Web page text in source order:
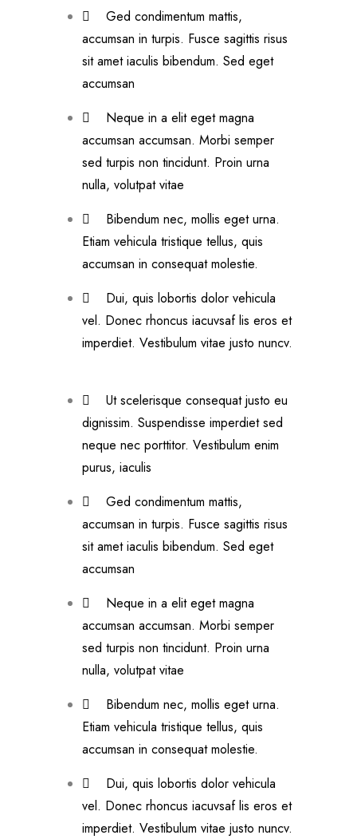
Ged condimentum mattis,
accumsan in turpis. Fusce sagittis risus
sit amet iaculis bibendum. Sed eget
accumsan
Neque in a elit eget magna
accumsan accumsan. Morbi semper
sed turpis non tincidunt. Proin urna
nulla, volutpat vitae
Bibendum nec, mollis eget urna.
Etiam vehicula tristique tellus, quis
accumsan in consequat molestie.
Dui, quis lobortis dolor vehicula
vel. Donec rhoncus iacuvsaf lis eros et
imperdiet. Vestibulum vitae justo nuncv.
Ut scelerisque consequat justo eu
dignissim. Suspendisse imperdiet sed
neque nec porttitor. Vestibulum enim
purus, iaculis
Ged condimentum mattis,
accumsan in turpis. Fusce sagittis risus
sit amet iaculis bibendum. Sed eget
accumsan
Neque in a elit eget magna
accumsan accumsan. Morbi semper
sed turpis non tincidunt. Proin urna
nulla, volutpat vitae
Bibendum nec, mollis eget urna.
Etiam vehicula tristique tellus, quis
accumsan in consequat molestie.
Dui, quis lobortis dolor vehicula
vel. Donec rhoncus iacuvsaf lis eros et
imperdiet. Vestibulum vitae justo nuncv.